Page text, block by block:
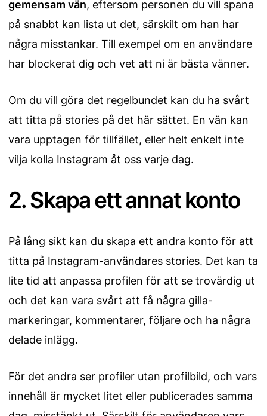
gemensam vän, eftersom personen du vill spana
på snabbt kan lista ut det, särskilt om han har
några misstankar. Till exempel om en användare
har blockerat dig och vet att ni är bästa vänner.
Om du vill göra det regelbundet kan du ha svårt
att titta på stories på det här sättet. En vän kan
vara upptagen för tillfället, eller helt enkelt inte
vilja kolla Instagram åt oss varje dag.
2. Skapa ett annat konto
På lång sikt kan du skapa ett andra konto för att
titta på Instagram-användares stories. Det kan ta
lite tid att anpassa profilen för att se trovärdig ut
och det kan vara svårt att få några gilla-
markeringar, kommentarer, följare och ha några
delade inlägg.
För det andra ser profiler utan profilbild, och vars
innehåll är mycket litet eller publicerades samma